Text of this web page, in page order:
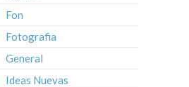
Fon
Fotografia
General
Ideas Nuevas